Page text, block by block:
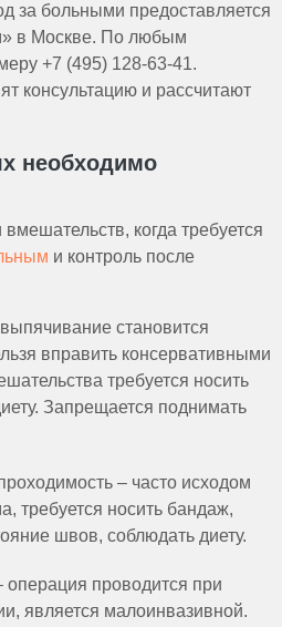
за больными предоставляется
в Москве. По любым
+7 (495) 128-63-41.
консультацию и рассчитают
необходимо
когда требуется
и контроль после
становится
вправить консервативными
требуется носить
Запрещается поднимать
– часто исходом
требуется носить бандаж,
швов, соблюдать диету.
операция проводится при
является малоинвазивной.